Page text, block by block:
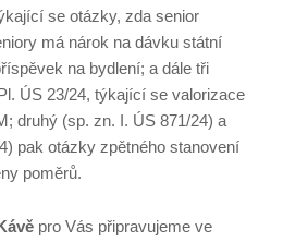
se otázky, zda senior
má nárok na dávku státní
na bydlení; a dále tři
ÚS 23/24, týkající se valorizace
druhý (sp. zn. I. ÚS 871/24) a
pak otázky zpětného stanovení
poměrů.
pro Vás připravujeme ve